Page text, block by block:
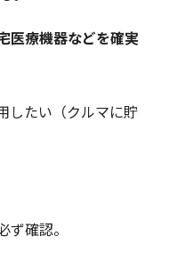
医療機器などを確実
したい（クルマに貯
ず確認。